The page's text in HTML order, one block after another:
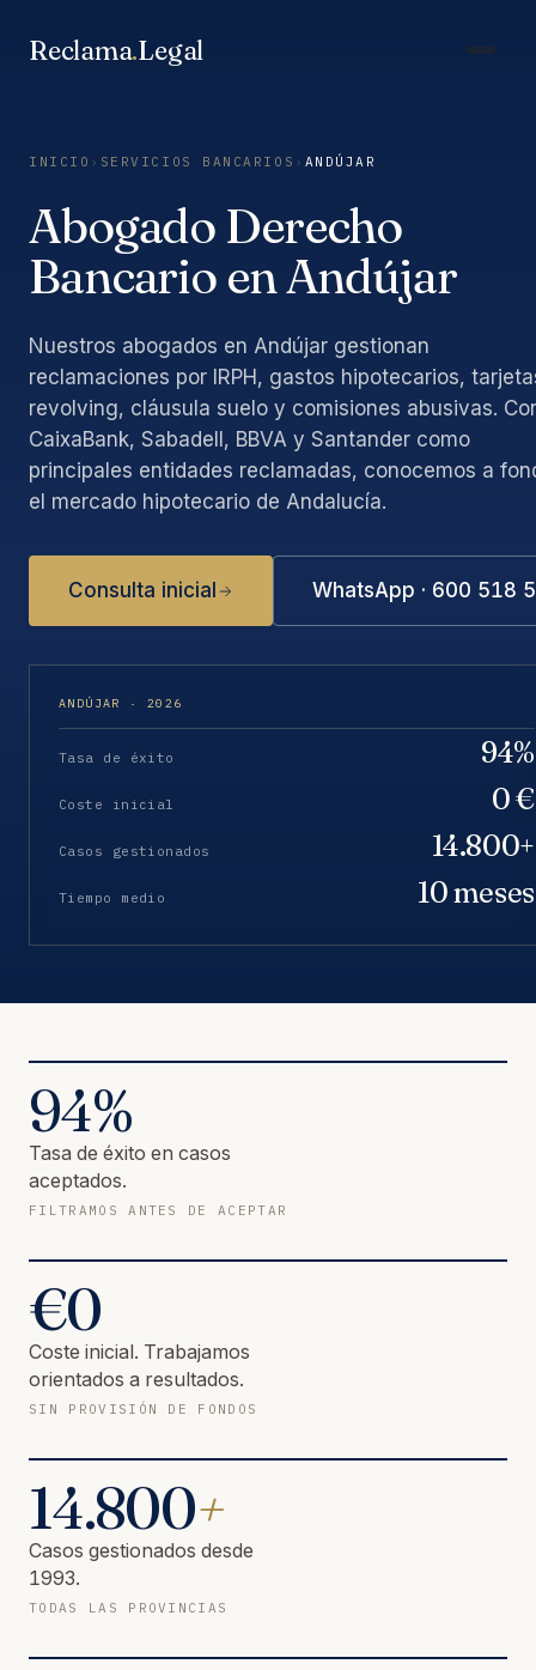
Reclama.Legal
INICIO › SERVICIOS BANCARIOS › ANDÚJAR
Abogado Derecho
Bancario en Andújar
Nuestros abogados en Andújar gestionan
reclamaciones por IRPH, gastos hipotecarios,
revolving, cláusula suelo y comisiones abusivas.
CaixaBank, Sabadell, BBVA y Santander como
principales entidades reclamadas, conocemos a
el mercado hipotecario de Andalucía.
Consulta inicial WhatsApp · 600 518
ANDÚJAR · 2026
Tasa de éxito 94%
Coste inicial 0 €
Casos gestionados 14.800+
Tiempo medio 10 meses
94%
Tasa de éxito en casos
aceptados.
FILTRAMOS ANTES DE ACEPTAR
€0
Coste inicial. Trabajamos
orientados a resultados.
SIN PROVISIÓN DE FONDOS
14.800+
Casos gestionados desde
1993.
TODAS LAS PROVINCIAS